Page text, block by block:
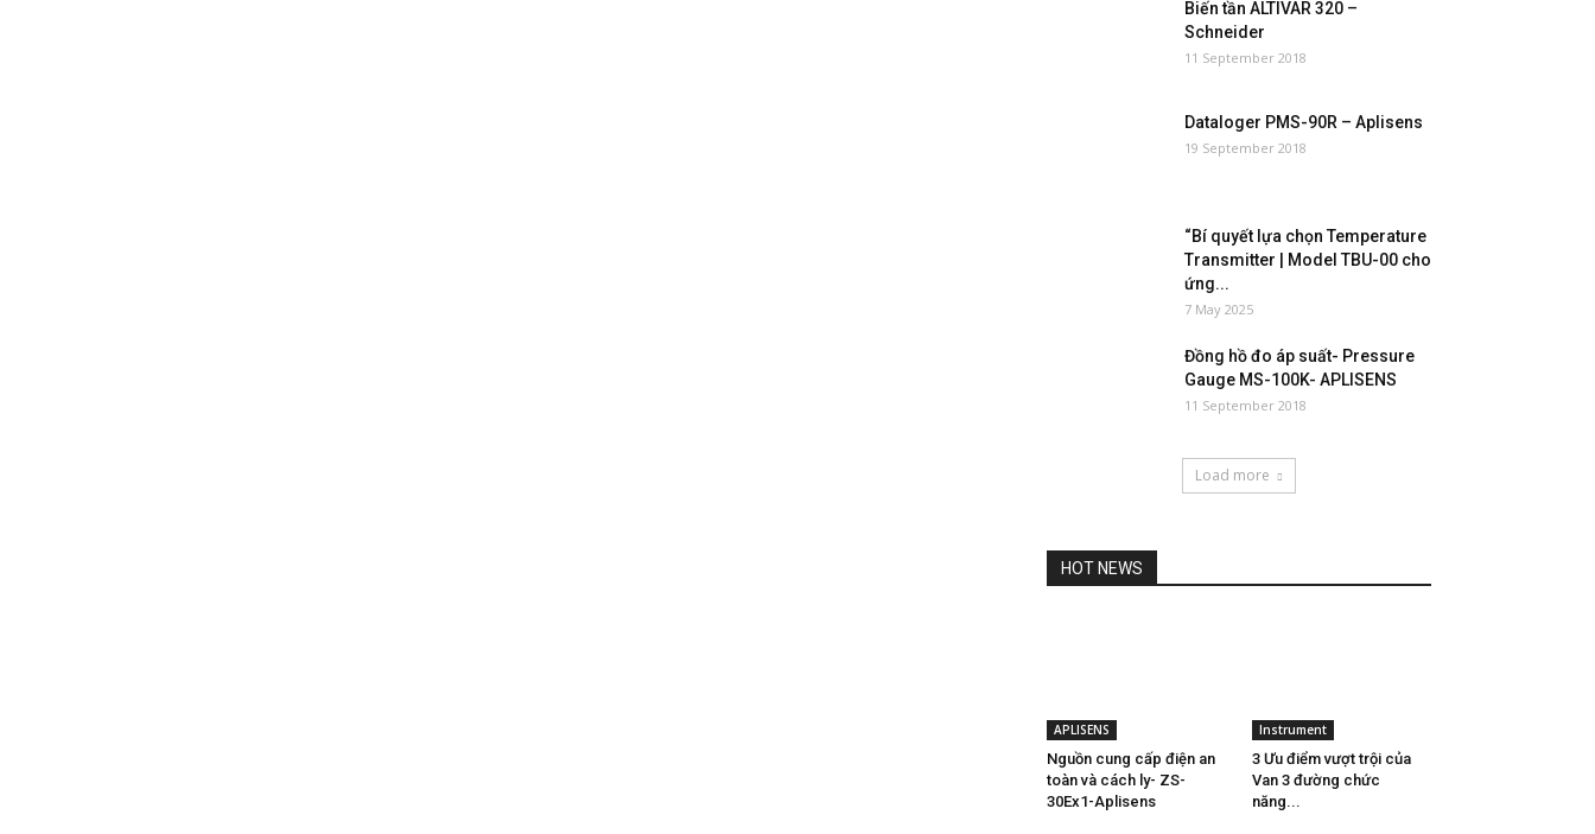
Biến tần ALTIVAR 320 –
Schneider
11 September 2018
Dataloger PMS-90R – Aplisens
19 September 2018
“Bí quyết lựa chọn Temperature
Transmitter | Model TBU-00 cho
ứng...
7 May 2025
Đồng hồ đo áp suất- Pressure
Gauge MS-100K- APLISENS
11 September 2018
Load more
HOT NEWS
APLISENS
Nguồn cung cấp điện an
toàn và cách ly- ZS-
30Ex1-Aplisens
Instrument
3 Ưu điểm vượt trội của
Van 3 đường chức
năng...